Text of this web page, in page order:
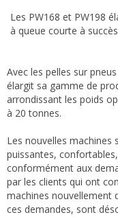
Les PW168 et PW198
à queue courte à
Avec les pelles sur
élargit sa gamme de
arrondissant les poids
à 20 tonnes.
Les nouvelles
puissantes,
conformément aux
par les clients qui ont
machines nouvellement
ces demandes, sont